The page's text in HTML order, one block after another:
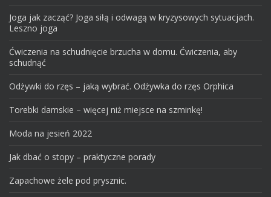
Joga jak zacząć? Joga siłą i odwagą w kryzysowych sytuacjach.
Leszno joga
Ćwiczenia na schudnięcie brzucha w domu. Ćwiczenia, aby
schudnąć
Odżywki do rzęs – jaką wybrać. Odżywka do rzęs Orphica
Torebki damskie – więcej niż miejsce na szminkę!
Moda na jesień 2022
Jak dbać o stopy – praktyczne porady
Zapachowe żele pod prysznic.